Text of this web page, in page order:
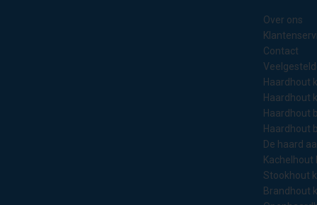
Over ons
Contact
Haardhout
Haardhout
Haardhout
Haardhout
De haard
Kachelhout
Stookhout
Brandhout